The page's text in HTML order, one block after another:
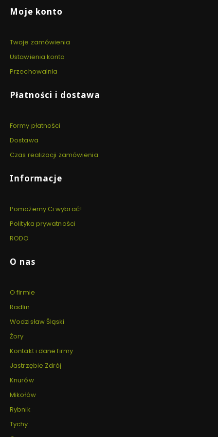
Moje konto
Twoje zamówienia
Ustawienia konta
Przechowalnia
Płatności i dostawa
Formy płatności
Dostawa
Czas realizacji zamówienia
Informacje
Pomożemy Ci wybrać!
Polityka prywatności
RODO
O nas
O firmie
Radlin
Wodzisław Śląski
Żory
Kontakt i dane firmy
Jastrzębie Zdrój
Knurów
Mikołów
Rybnik
Tychy